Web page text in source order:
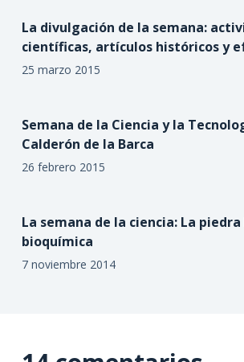
La divulgación de la semana:
científicas, artículos históricos y
25 marzo 2015
Semana de la Ciencia y la
Calderón de la Barca
26 febrero 2015
La semana de la ciencia: La
bioquímica
7 noviembre 2014